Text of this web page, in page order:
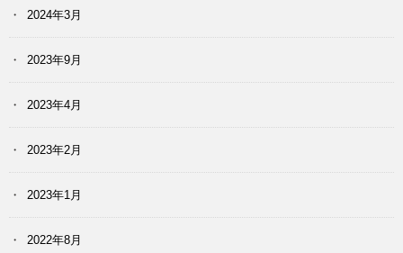
2024年3月
2023年9月
2023年4月
2023年2月
2023年1月
2022年8月